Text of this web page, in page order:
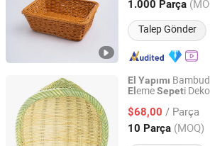
1.000 Parça
Talep Gönder
El Yapımı
El emeSepeti
$68,00 / Parça
10 Parça (MOQ)
Shuifu Huiyang Agricultural
Yunnan, China Fiyat 2025